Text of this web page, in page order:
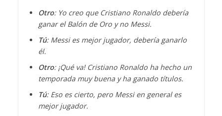
Otro: Yo creo que Cristiano Ronaldo debería
ganar el Balón de Oro y no Messi.
Tú: Messi es mejor jugador, debería ganarlo
él.
Otro: ¡Qué va! Cristiano Ronaldo ha hecho un
temporada muy buena y ha ganado títulos.
Tú: Eso es cierto, pero Messi en general es
mejor jugador.